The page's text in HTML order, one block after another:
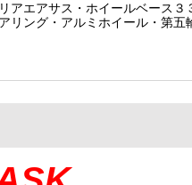
アエアサス・ホイールベース３
リング・アルミホイール・第五